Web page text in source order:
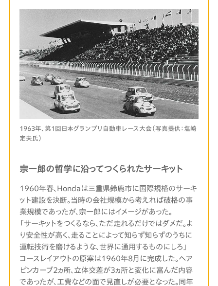
1963年、第1回日本グランプリ自動車レース大会（写真提供：塩崎
定夫氏）
宗一郎の哲学に沿ってつくられたサーキット
1960年春、Hondaは三重県鈴鹿市に国際規格のサーキ
ット建設を決断。当時の会社規模から考えれば破格の事
業規模であったが、宗一郎にはイメージがあった。
「サーキットをつくるなら、ただ走れるだけではダメだ。よ
り安全性が高く、走ることによって知らず知らずのうちに
運転技術を磨けるような、世界に通用するものにしろ」
コースレイアウトの原案は1960年8月に完成した。ヘア
ピンカーブ2ヵ所、立体交差が3ヵ所と変化に富んだ内容
であったが、工費などの面で見直しが必要となった。同年